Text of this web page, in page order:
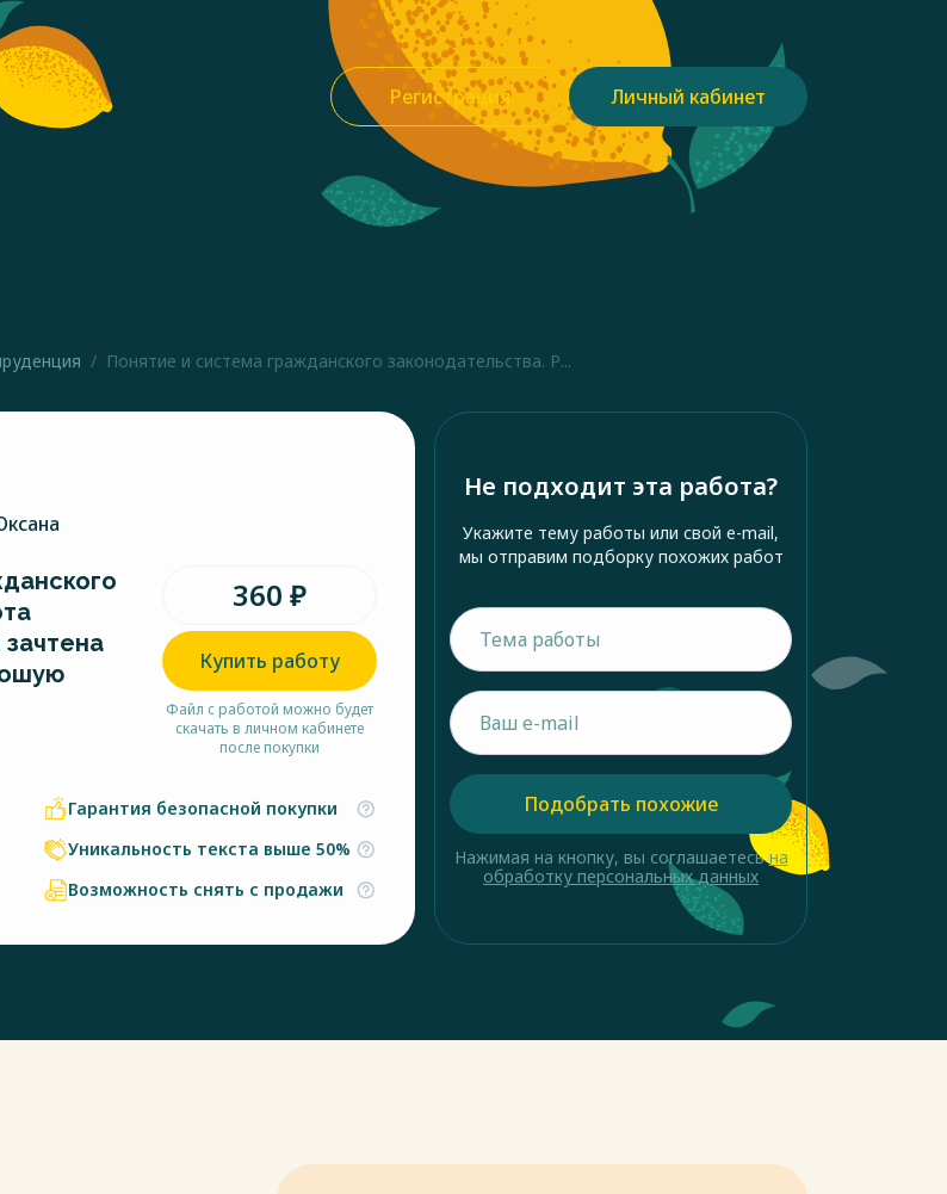
Регистрация Личный кабинет
Понятие и система гражданского законодательства. Р...
360 ₽
Купить работу
Файл с работой можно будет
скачать в личном кабинете
после покупки
Гарантия безопасной покупки
Уникальность текста выше 50%
Возможность снять с продажи
Не подходит эта работа?
Укажите тему работы или свой e-mail,
мы отправим подборку похожих работ
Подобрать похожие
Нажимая на кнопку, вы соглашаетесьна
обработку персональных данных